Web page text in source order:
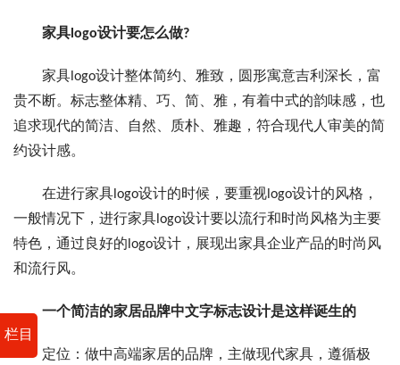
栏目
家具logo设计要怎么做?
家具logo设计整体简约、雅致，圆形寓意吉利深长，富
贵不断。标志整体精、巧、简、雅，有着中式的韵味感，也
追求现代的简洁、自然、质朴、雅趣，符合现代人审美的简
约设计感。
在进行家具logo设计的时候，要重视logo设计的风格，
一般情况下，进行家具logo设计要以流行和时尚风格为主要
特色，通过良好的logo设计，展现出家具企业产品的时尚风
和流行风。
一个简洁的家居品牌中文字标志设计是这样诞生的
定位：做中高端家居的品牌，主做现代家具，遵循极